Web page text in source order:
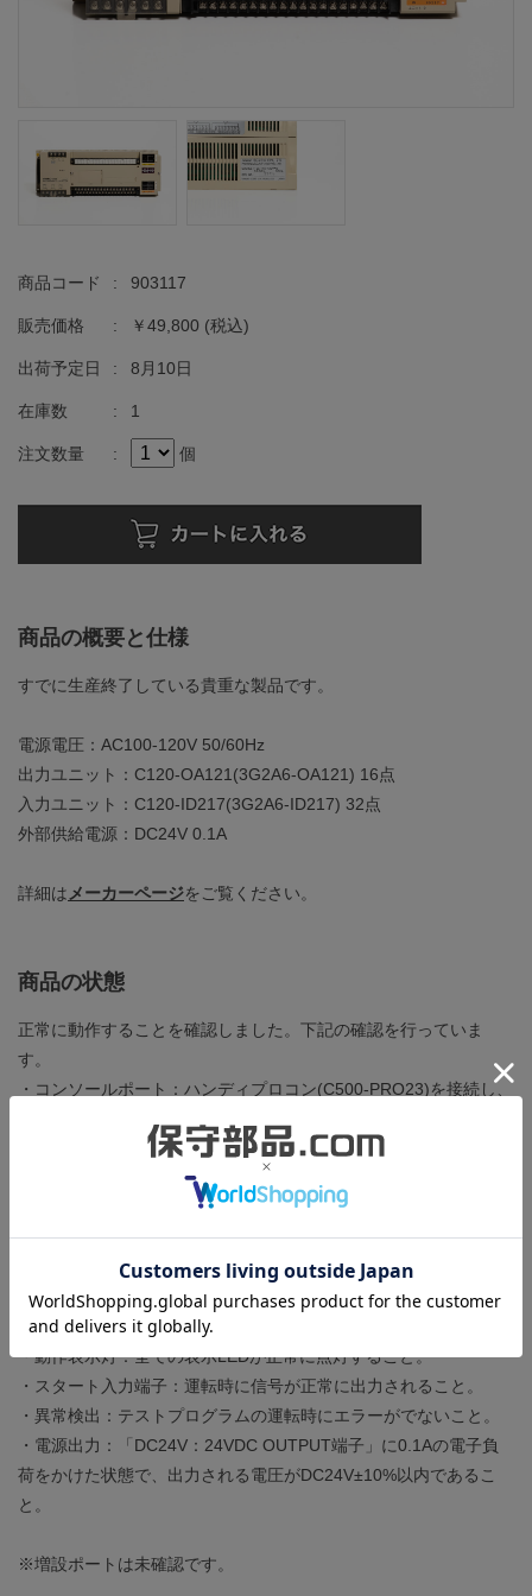
商品コード : 903117
販売価格 : ￥49,800 (税込)
出荷予定日 : 8月10日
在庫数 : 1
注文数量 : 個
商品の概要と仕様
すでに生産終了している貴重な製品です。
電源電圧：AC100-120V 50/60Hz
出力ユニット：C120-OA121(3G2A6-OA121) 16点
入力ユニット：C120-ID217(3G2A6-ID217) 32点
外部供給電源：DC24V 0.1A
詳細はメーカーページをご覧ください。
商品の状態
正常に動作することを確認しました。下記の確認を行っていま
す。
・コンソールポート：ハンディプロコン(C500-PRO23)を接続し、
・動作モード：RUNモードにし、書き込んだプログラムが正常に
・入力ポート：全ての端子に信号を入力し、それぞれの信号を
CPUが正常に認識すること。
・出力ポート：全ての回路が正常に動作し、接続された負荷を制
御できること。
・動作表示灯：全ての表示LEDが正常に点灯すること。
・スタート入力端子：運転時に信号が正常に出力されること。
・異常検出：テストプログラムの運転時にエラーがでないこと。
・電源出力：「DC24V：24VDC OUTPUT端子」に0.1Aの電子負
荷をかけた状態で、出力される電圧がDC24V±10%以内であるこ
と。
※増設ポートは未確認です。